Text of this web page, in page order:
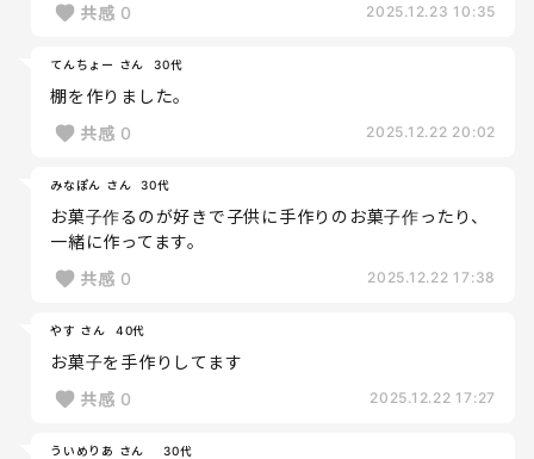
共感 0 2025.12.23 10:35
てんちょー さん 30代
棚を作りました。
共感 0 2025.12.22 20:02
みなぽん さん 30代
お菓子作るのが好きで子供に手作りのお菓子作ったり、
一緒に作ってます。
共感 0 2025.12.22 17:38
やす さん 40代
お菓子を手作りしてます
共感 0 2025.12.22 17:27
ういめりあ さん 30代